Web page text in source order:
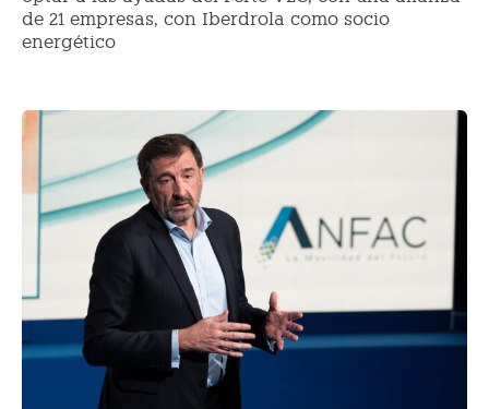
de 21 empresas, con Iberdrola como socio
energético